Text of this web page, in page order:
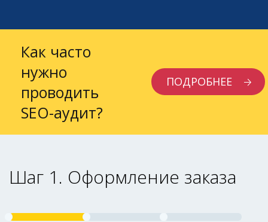
Как часто
нужно
проводить
SEO-аудит?
ПОДРОБНЕЕ
Шаг 1. Оформление заказа